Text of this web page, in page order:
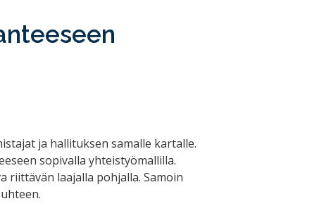
ja hallituksen samalle kartalle.
sopivalla yhteistyömallilla.
riittävän laajalla pohjalla. Samoin